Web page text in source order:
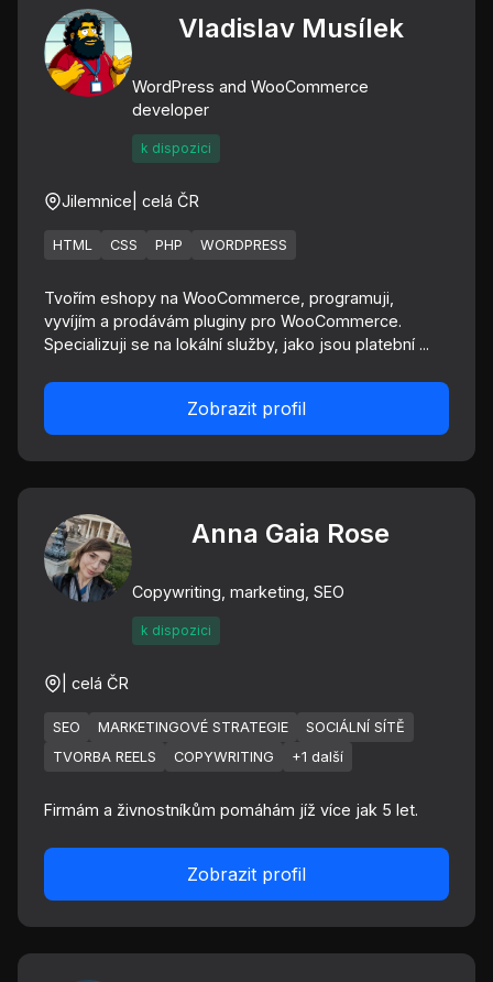
Vladislav Musílek
WordPress and WooCommerce
developer
k dispozici
Jilemnice | celá ČR
HTML CSS PHP WORDPRESS
Tvořím eshopy na WooCommerce, programuji,
vyvíjím a prodávám pluginy pro WooCommerce.
Specializuji se na lokální služby, jako jsou platební ...
Zobrazit profil
Anna Gaia Rose
Copywriting, marketing, SEO
k dispozici
| celá ČR
SEO MARKETINGOVÉ STRATEGIE
SOCIÁLNÍ SÍTĚ
TVORBA REELS
COPYWRITING +1 další
Firmám a živnostníkům pomáhám jíž více jak 5 let.
Zobrazit profil